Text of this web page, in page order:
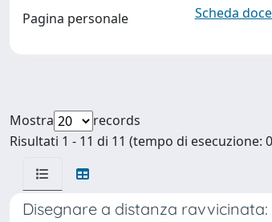
Pagina personale Scheda
Mostra
records
Risultati 1 - 11 di 11 (tempo di esecuzione:
Disegnare a distanza